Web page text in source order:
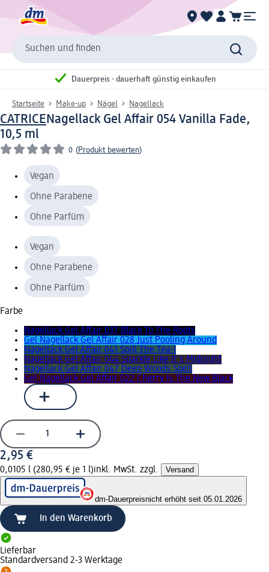
Suchen und finden
Dauerpreis - dauerhaft günstig einkaufen
Startseite Make-up Nägel Nagellack
CATRICENagellack Gel Affair 054 Vanilla Fade,
10,5 ml
0 (Produkt bewerten)
Vegan
Ohne Parabene
Ohne Parfüm
Vegan
Ohne Parabene
Ohne Parfüm
Farbe
Nagellack Gel Affair 037 Black To The Roots
Gel Nagellack Gel Affair 028 Just Pooling Around
Nagellack Gel Affair 041 Spill The Tea-l
Nagellack Gel Affair 044 Sparkle Like It's Midnight
Nagellack Gel Affair 047 Deep Woods Spell
Gel Nagellack Gel Affair 022 Cherry Is The New Black
2,95 €
0,0105 l (280,95 € je 1 l)inkl. MwSt. zzgl. Versand
dm-Dauerpreisnicht erhöht seit 05.01.2026
In den Warenkorb
Lieferbar
Standardversand 2-3 Werktage